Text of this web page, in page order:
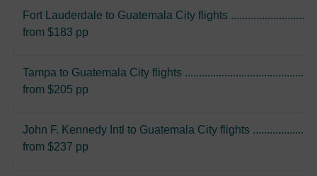
Fort Lauderdale to Guatemala City flights
from $183 pp
Tampa to Guatemala City flights
from $205 pp
John F. Kennedy Intl to Guatemala City flights
from $237 pp